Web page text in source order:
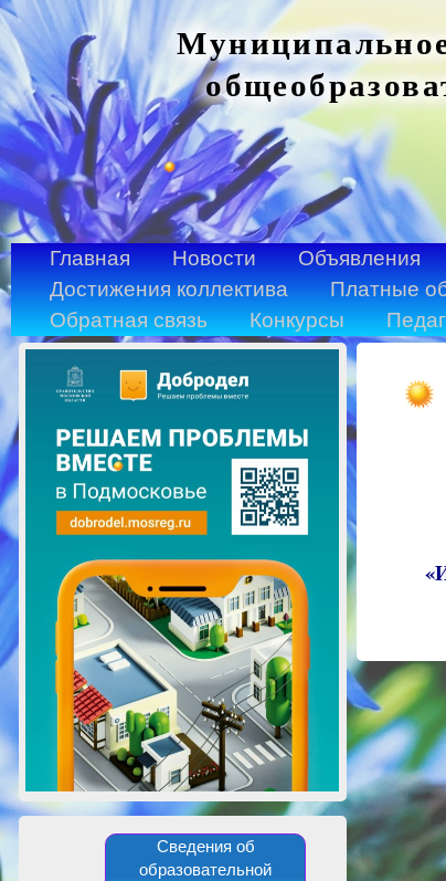
Главная Новости Объявления
Достижения коллектива
Платные
Обратная связь
Конкурсы
Сведения об
образовательной